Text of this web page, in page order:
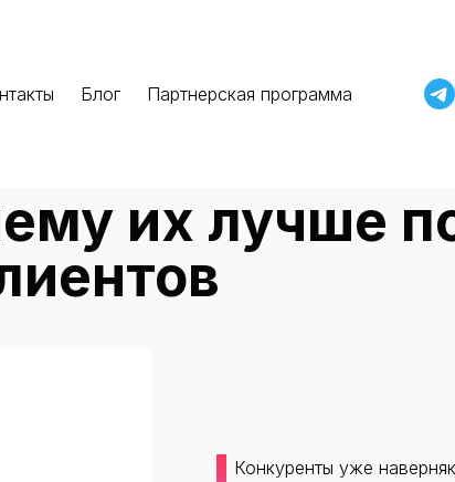
Блог Партнерская программа
их лучше
Конкуренты уже